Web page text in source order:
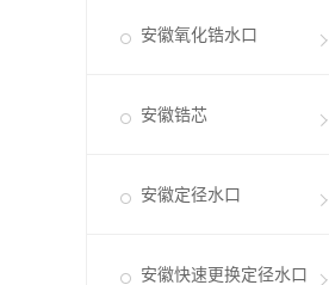
安徽氧化锆水口
安徽锆芯
安徽定径水口
安徽快速更换定径水口